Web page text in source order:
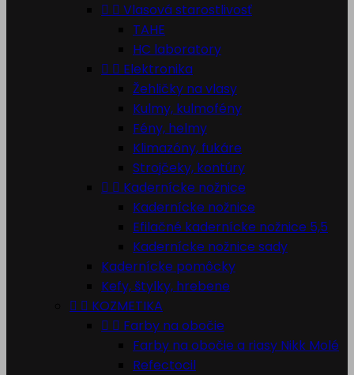
  Vlasová starostlivosť
TAHE
HC laboratory
  Elektronika
Žehličky na vlasy
Kulmy, kulmofény
Fény, helmy
Klimazóny, fukáre
Strojčeky, kontúry
  Kadernícke nožnice
Kadernícke nožnice
Efilačné kadernícke nožnice 5,5
Kadernícke nožnice sady
Kadernícke pomôcky
Kefy, štylky, hrebene
  KOZMETIKA
  Farby na obočie
Farby na obočie a riasy Nikk Molé
Refectocil